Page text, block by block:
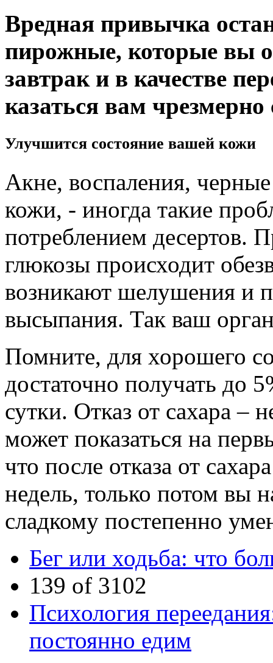
Вредная привычка
пирожные, которые вы
завтрак и в качестве
казаться вам
Улучшится состояние вашей кожи
Акне, воспаления,
кожи, - иногда такие
потреблением десертов.
глюкозы происходит
возникают шелушения и
высыпания. Так ваш
Помните, для хорошего
достаточно получать до
сутки. Отказ от сахара –
может показаться на
что после отказа от
недель, только потом вы
сладкому постепенно
Бег или ходьба: что
139 of 3102
Психология
постоянно едим